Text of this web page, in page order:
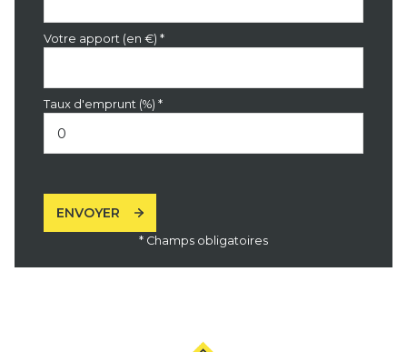
Votre apport (en €) *
Taux d'emprunt (%) *
ENVOYER
* Champs obligatoires